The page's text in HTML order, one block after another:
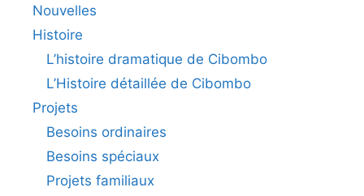
Nouvelles
Histoire
L’histoire dramatique de Cibombo
L’Histoire détaillée de Cibombo
Projets
Besoins ordinaires
Besoins spéciaux
Projets familiaux